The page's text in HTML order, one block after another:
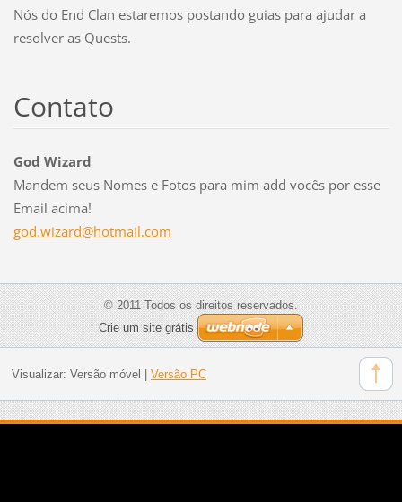
Nós do End Clan estaremos postando guias para ajudar a
resolver as Quests.
Contato
God Wizard
Mandem seus Nomes e Fotos para mim add vocês por esse
Email acima!
god.wizard@hotmail.com
© 2011 Todos os direitos reservados.
Crie um site grátis
Visualizar: Versão móvel Versão PC